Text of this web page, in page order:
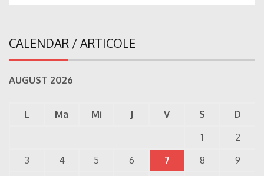
CALENDAR / ARTICOLE
AUGUST 2026
L Ma Mi J V S
D
1
2
3
4 5 6 7 8
9